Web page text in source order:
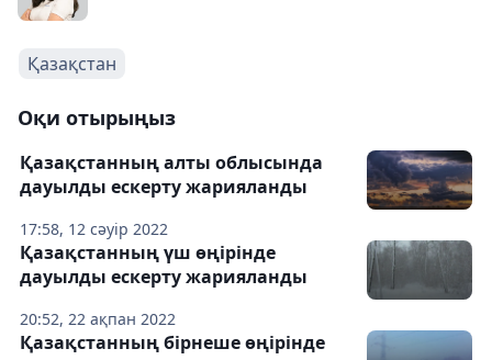
Қазақстан
Оқи отырыңыз
17:58, 12 сәуір 2022
Қазақстанның алты облысында
дауылды ескерту жарияланды
20:52, 22 ақпан 2022
Қазақстанның үш өңірінде
дауылды ескерту жарияланды
Қазақстанның бірнеше өңірінде